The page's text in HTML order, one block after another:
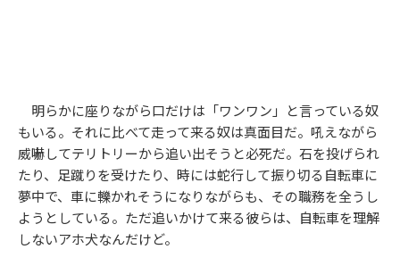
明らかに座りながら口だけは「ワンワン」と言っている奴
もいる。それに比べて走って来る奴は真面目だ。吼えながら
威嚇してテリトリーから追い出そうと必死だ。石を投げられ
たり、足蹴りを受けたり、時には蛇行して振り切る自転車に
夢中で、車に轢かれそうになりながらも、その職務を全うし
ようとしている。ただ追いかけて来る彼らは、自転車を理解
しないアホ犬なんだけど。